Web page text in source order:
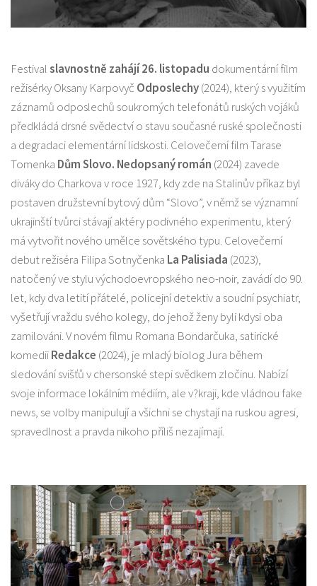
Festivalslavnostně zahájí 26. listopadu dokumentární film
režisérky Oksany Karpovyč Odposlechy(2024), který s využitím
záznamů odposlechů soukromých telefonátů ruských vojáků
předkládá drsné svědectví o stavu současné ruské společnosti
a degradaci elementární lidskosti. Celovečerní film Tarase
Tomenka Dům Slovo. Nedopsaný román (2024) zavede
diváky do Charkova v roce 1927, kdy zde na Stalinův příkaz byl
postaven družstevní bytový dům “Slovo”, v němž se významní
ukrajinští tvůrci stávají aktéry podivného experimentu, který
má vytvořit nového umělce sovětského typu. Celovečerní
debut režiséra Filipa Sotnyčenka La Palisiada (2023),
natočený ve stylu východoevropského neo-noir, zavádí do 90.
let, kdy dva letití přátelé, policejní detektiv a soudní psychiatr,
vyšetřují vraždu svého kolegy, do jehož ženy byli kdysi oba
zamilováni. V novém filmu Romana Bondarčuka, satirické
komediiRedakce (2024), je mladý biolog Jura během
sledování svišťů v chersonské stepi svědkem zločinu. Nabízí
svoje informace lokálním médiím, ale v?kraji, kde vládnou fake
news, se volby manipulují a všichni se chystají na ruskou agresi,
spravedlnost a pravda nikoho příliš nezajímají.